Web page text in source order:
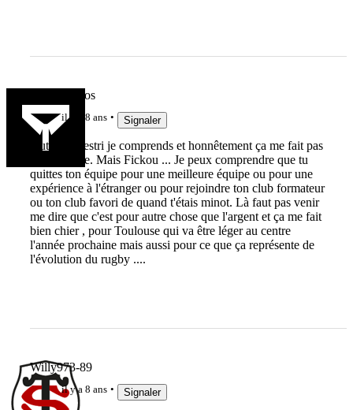
Ghy Nofèros
il y a 8 ans Signaler
Autant Maestri je comprends et honnêtement ça me fait pas
grand chose. Mais Fickou ... Je peux comprendre que tu
quittes ton équipe pour une meilleure équipe ou pour une
expérience à l'étranger ou pour rejoindre ton club formateur
ou ton club favori de quand t'étais minot. Là faut pas venir
me dire que c'est pour autre chose que l'argent et ça me fait
bien chier , pour Toulouse qui va être léger au centre
l'année prochaine mais aussi pour ce que ça représente de
l'évolution du rugby ....
Willy973-89
il y a 8 ans Signaler